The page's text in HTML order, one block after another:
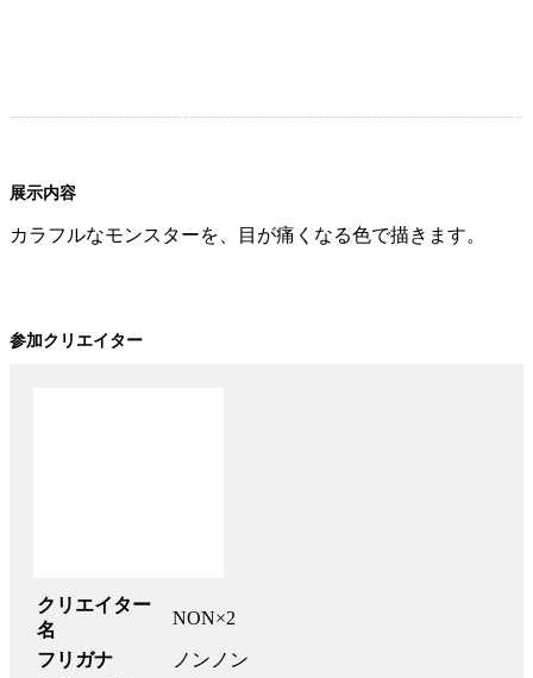
展示内容
カラフルなモンスターを、目が痛くなる色で描きます。
参加クリエイター
クリエイター
名
NON×2
フリガナ
ノンノン